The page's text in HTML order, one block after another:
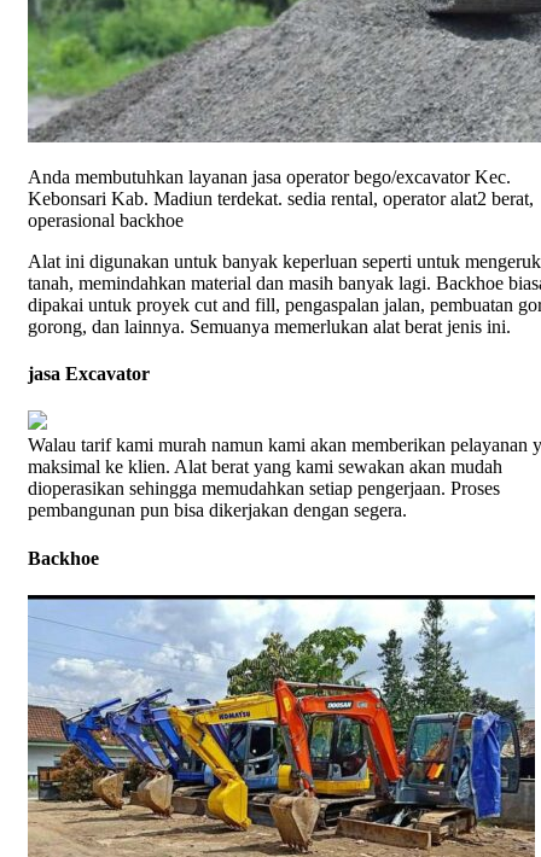
Anda membutuhkan layanan jasa operator bego/excavator Kec.
Kebonsari Kab. Madiun terdekat. sedia rental, operator alat2 berat,
operasional backhoe
Alat ini digunakan untuk banyak keperluan seperti untuk mengeruk
tanah, memindahkan material dan masih banyak lagi. Backhoe
dipakai untuk proyek cut and fill, pengaspalan jalan, pembuatan
gorong, dan lainnya. Semuanya memerlukan alat berat jenis ini.
jasa Excavator
Walau tarif kami murah namun kami akan memberikan pelayanan
maksimal ke klien. Alat berat yang kami sewakan akan mudah
dioperasikan sehingga memudahkan setiap pengerjaan. Proses
pembangunan pun bisa dikerjakan dengan segera.
Backhoe